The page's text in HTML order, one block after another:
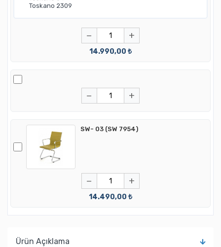
− +
14.990,00 ₺
− +
SW- 03 (SW 7954)
− +
14.490,00 ₺
Ürün Açıklama